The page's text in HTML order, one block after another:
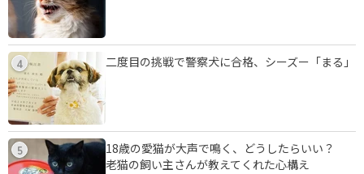
4 二度目の挑戦で警察犬に合格、シーズー「まる」
5
18歳の愛猫が大声で鳴く、どうしたらいい？
老猫の飼い主さんが教えてくれた心構え